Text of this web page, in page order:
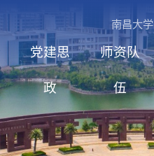
南昌大学
党建思
政
师资队
伍